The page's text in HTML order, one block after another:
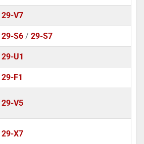
29-V7
29-S6 / 29-S7
29-U1
29-F1
29-V5
29-X7